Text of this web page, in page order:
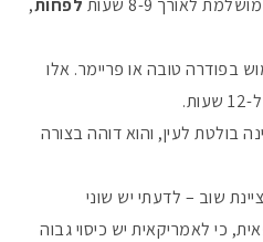
לאורך 8-9 שעות
לפחות,
בפודרה טובה או פריימר. אלו
בולטת לעין, והוא דוהה בצורה
שוב – לדעתי יש שוני
כי לאמריקאית יש כיסוי גבוה